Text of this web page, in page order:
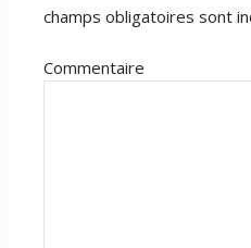
champs obligatoires sont